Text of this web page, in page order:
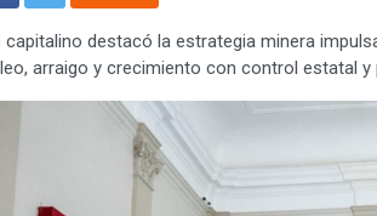
capitalino destacó la estrategia minera
arraigo y crecimiento con control estatal